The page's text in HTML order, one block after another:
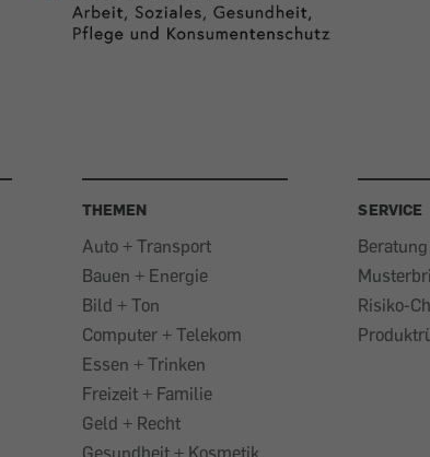
THEMEN
Auto + Transport
Bauen + Energie
Bild + Ton
Computer + Telekom
Essen + Trinken
Freizeit + Familie
Geld + Recht
SERVICE
Beratung
Risiko-